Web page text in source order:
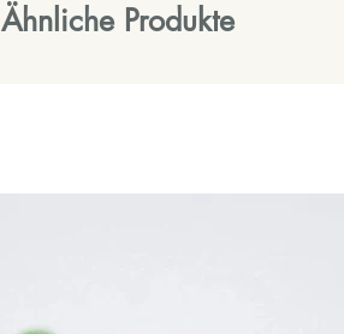
Ähnliche Produkte